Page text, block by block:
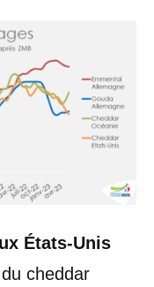
États-Unis
cheddar